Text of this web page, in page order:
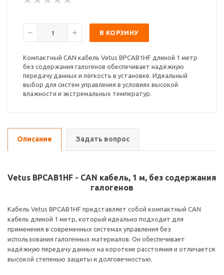
В КОРЗИНУ
Компактный CAN кабель Vetus BPCAB1HF длиной 1 метр
без содержания галогенов обеспечивает надёжную
передачу данных и лёгкость в установке. Идеальный
выбор для систем управления в условиях высокой
влажности и экстремальных температур.
Описание Задать вопрос
Vetus BPCAB1HF - CAN кабель, 1 м, без содержания
галогенов
Кабель Vetus BPCAB1HF представляет собой компактный CAN
кабель длиной 1 метр, который идеально подходит для
применения в современных системах управления без
использования галогенных материалов. Он обеспечивает
надёжную передачу данных на короткие расстояния и отличается
высокой степенью защиты и долговечностью.